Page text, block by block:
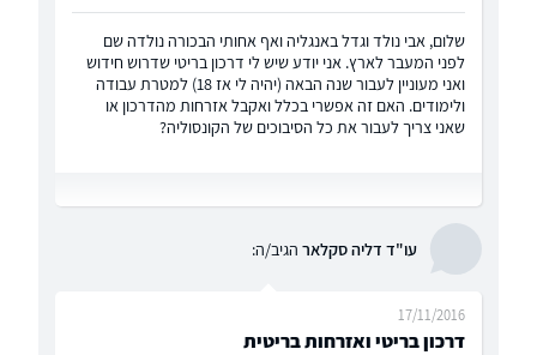
שלום, אבי נולד וגדל באנגליה ואף אחותי הבכורה נולדה שם
לפני המעבר לארץ. אני יודע שיש לי דרכון בריטי שדרוש חידוש
ואני מעוניין לעבור שנה הבאה (יהיה לי אז 18) למטרת עבודה
ולימודים. האם זה אפשרי בכלל ואקבל אזרחות מהדרכון או
שאני צריך לעבור את כל הסיבוכים של הקונסוליה?
עו"ד דליה סקלאר הגיב/ה:
דרכון בריטי ואזרחות בריטית
17/11/2016